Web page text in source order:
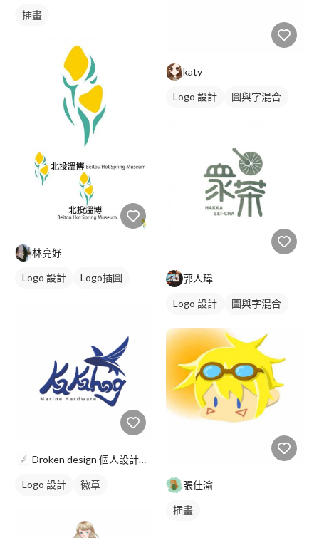
插畫
林亮妤
Logo 設計
Logo插圖
Droken design 個人設計工作室
Logo 設計
徽章
katy
Logo 設計
圖與字混合
郭人瑋
Logo 設計
圖與字混合
張佳渝
插畫